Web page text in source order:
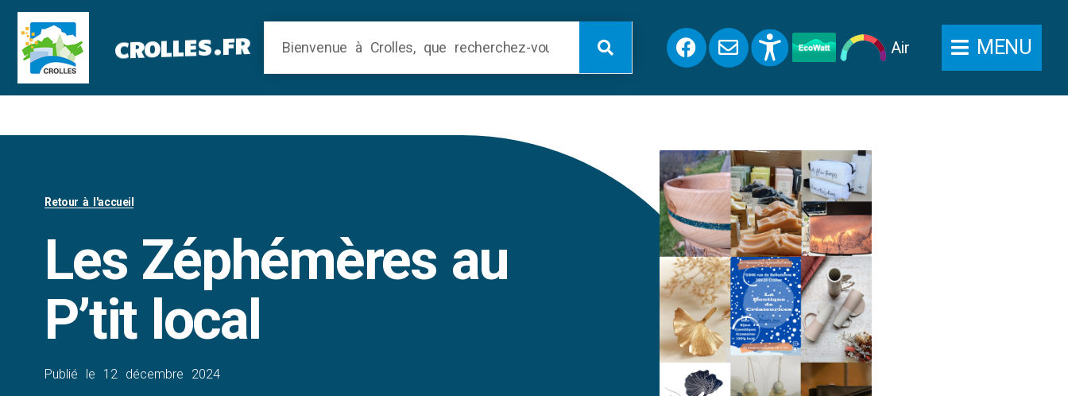
CROLLES.FR Air MENU
Retour à l'accueil
Les Zéphémères au
P’tit local
Publié le 12 décembre 2024
Panneau de gestion des cookies